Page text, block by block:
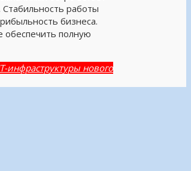
работы
бизнеса.
полную
инфраструктуры нового